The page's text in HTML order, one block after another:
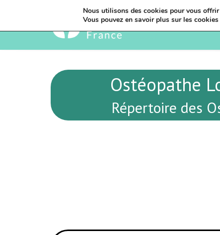
Ostéopathe
Répertoire des
Nous utilisons des cookies pour vous
Vous pouvez en savoir plus sur les